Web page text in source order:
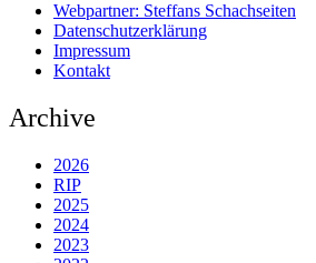
Webpartner: Steffans Schachseiten
Datenschutzerklärung
Impressum
Kontakt
Archive
2026
RIP
2025
2024
2023